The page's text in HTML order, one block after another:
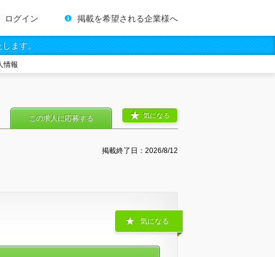
ログイン 掲載を希望される企業様へ
ます。
情報
掲載終了日： 2026/8/12
気になる
この求人に応募する
気になる